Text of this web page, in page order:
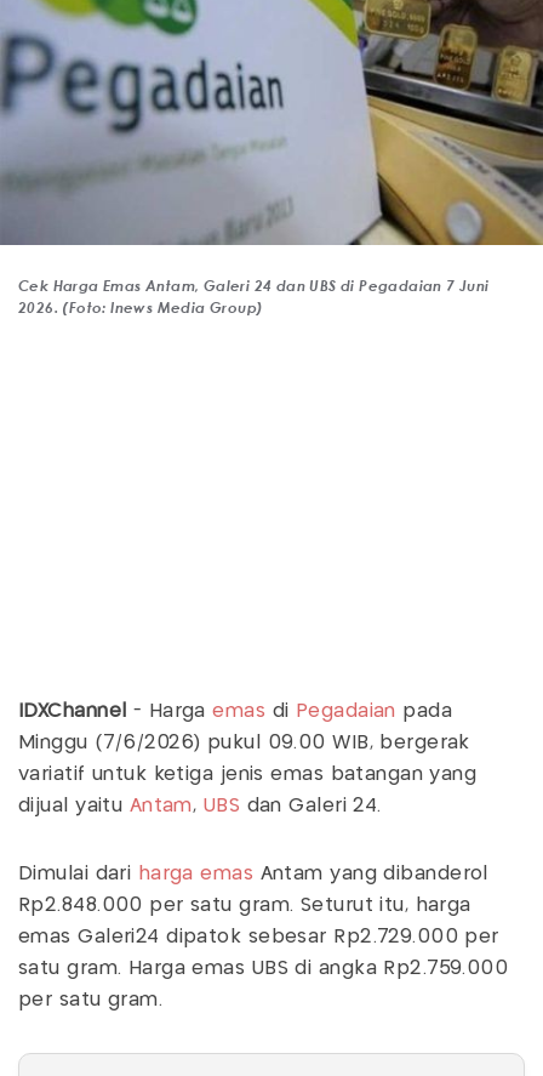
Cek Harga Emas Antam, Galeri 24 dan UBS di Pegadaian 7 Juni
2026. (Foto: Inews Media Group)
IDXChannel - Hargaemas di Pegadaian pada
Minggu (7/6/2026) pukul 09.00 WIB, bergerak
variatif untuk ketiga jenis emas batangan yang
dijual yaitu Antam , UBS dan Galeri 24.
Dimulai dari harga emas Antam yang dibanderol
Rp2.848.000 per satu gram. Seturut itu, harga
emas Galeri24 dipatok sebesar Rp2.729.000 per
satu gram. Harga emas UBS di angka Rp2.759.000
per satu gram.